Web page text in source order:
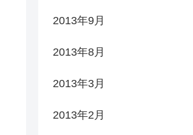
2013年9月
2013年8月
2013年3月
2013年2月